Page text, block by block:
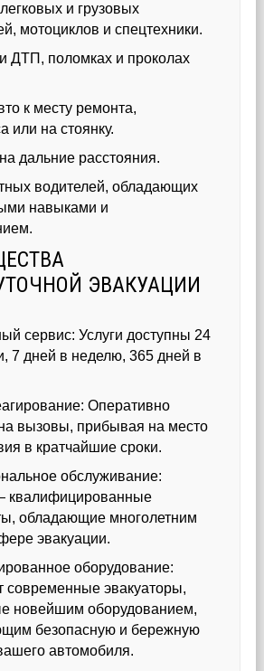
и грузовых
мотоциклов и спецтехники.
ДТП, поломках и проколах
к месту ремонта,
или на стоянку.
дальние расстояния.
водителей, обладающих
навыками и
ЭВАКУАЦИИ
сервис: Услуги доступны 24
7 дней в неделю, 365 дней в
Оперативно
вызовы, прибывая на место
в кратчайшие сроки.
обслуживание:
квалифицированные
обладающие многолетним
эвакуации.
оборудование:
современные эвакуаторы,
новейшим оборудованием,
безопасную и бережную
автомобиля.